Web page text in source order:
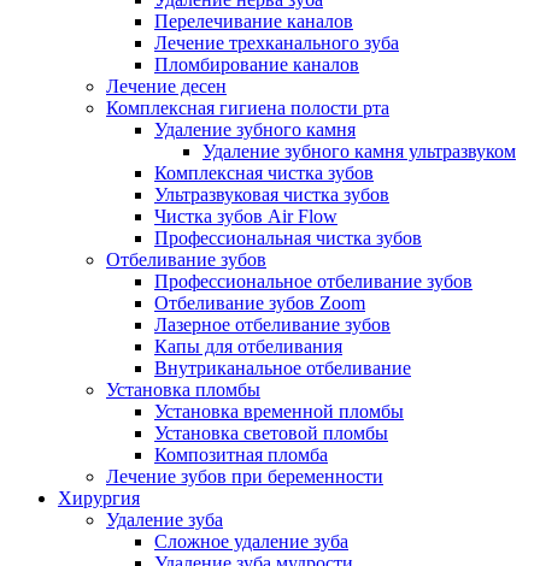
Перелечивание каналов
Лечение трехканального зуба
Пломбирование каналов
Лечение десен
Комплексная гигиена полости рта
Удаление зубного камня
Удаление зубного камня ультразвуком
Комплексная чистка зубов
Ультразвуковая чистка зубов
Чистка зубов Air Flow
Профессиональная чистка зубов
Отбеливание зубов
Профессиональное отбеливание зубов
Отбеливание зубов Zoom
Лазерное отбеливание зубов
Капы для отбеливания
Внутриканальное отбеливание
Установка пломбы
Установка временной пломбы
Установка световой пломбы
Композитная пломба
Лечение зубов при беременности
Хирургия
Удаление зуба
Сложное удаление зуба